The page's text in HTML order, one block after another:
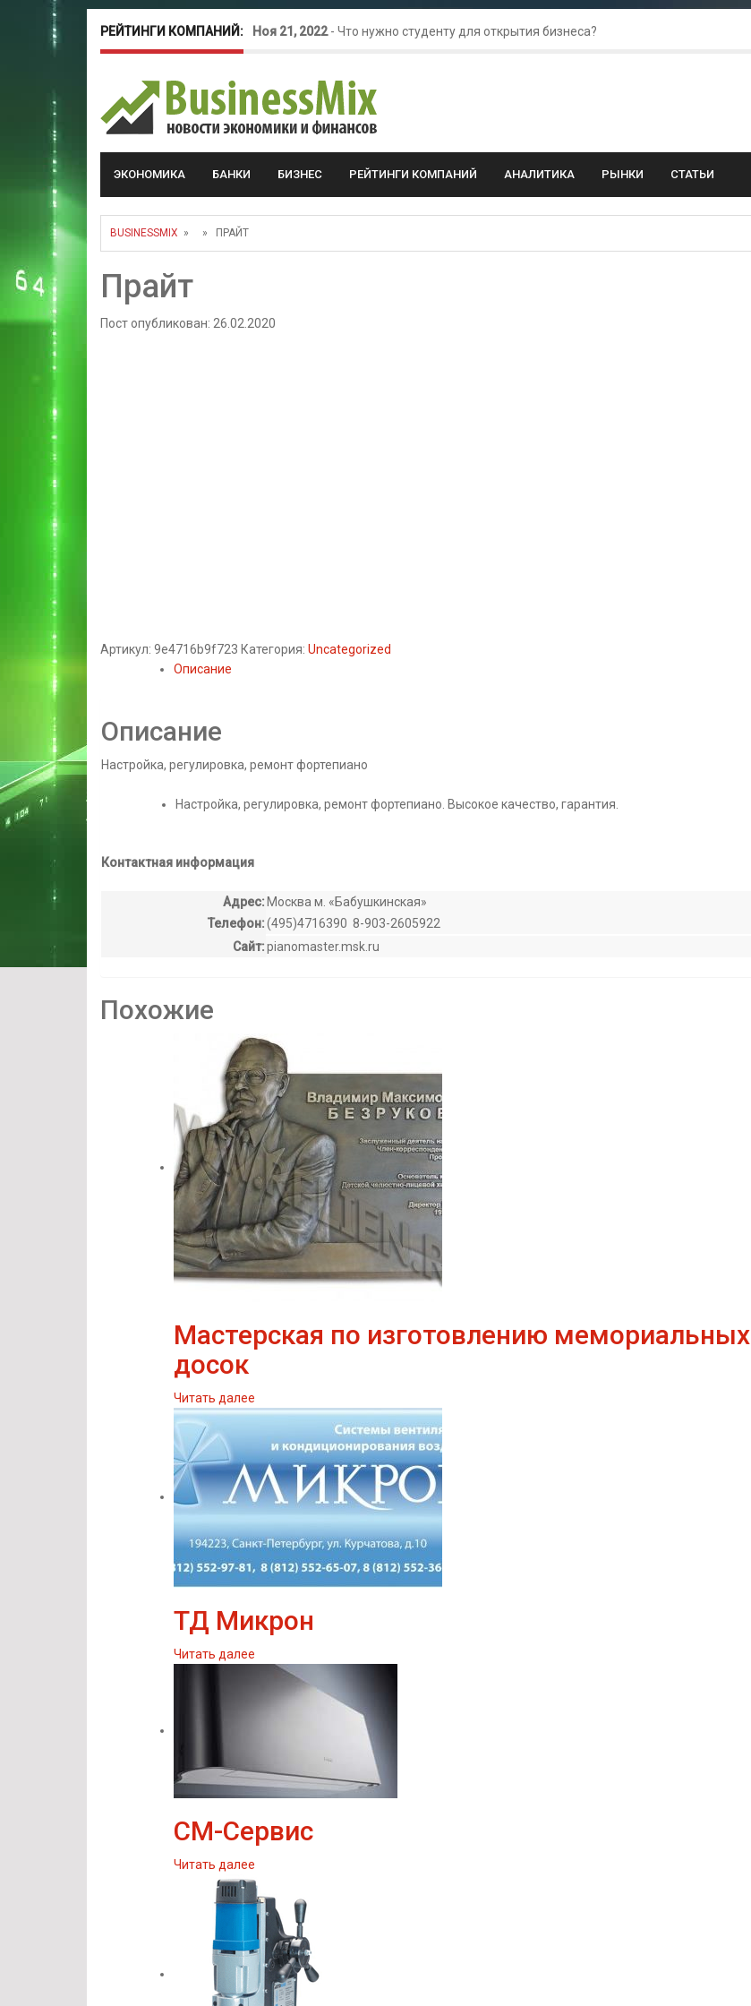
РЕЙТИНГИ КОМПАНИЙ: Ноя 21, 2022- Что нужно студенту для открытия бизнеса?
Май 16, 2022-Курсовые колебания: как защитить свой бизнес?
ЭКОНОМИКА БАНКИ БИЗНЕС РЕЙТИНГИ КОМПАНИЙ АНАЛИТИКА РЫНКИ СТАТЬИ
BUSINESSMIX » » ПРАЙТ
Прайт
Пост опубликован: 26.02.2020
Артикул: 9e4716b9f723 Категория: Uncategorized
Описание
Описание
Настройка, регулировка, ремонт фортепиано
Настройка, регулировка, ремонт фортепиано. Высокое качество, гарантия.
Контактная информация
Адрес: Москва м. «Бабушкинская»
Телефон:(495)4716390 8-903-2605922
Сайт:pianomaster.msk.ru
Похожие
Мастерская по изготовлению мемориальных
досок
Читать далее
ТД Микрон
Читать далее
СМ-Сервис
Читать далее